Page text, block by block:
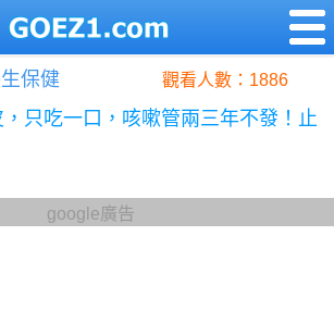
保健 觀看人數：1886
只吃一口，咳嗽管兩三年不發！止
google廣告